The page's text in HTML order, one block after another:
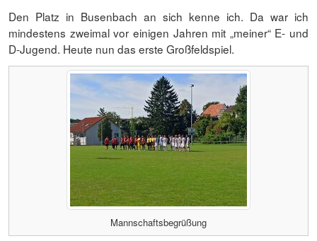
Den Platz in Busenbach an sich kenne ich. Da war ich
mindestens zweimal vor einigen Jahren mit „meiner“ E- und
D-Jugend. Heute nun das erste Großfeldspiel.
Mannschaftsbegrüßung